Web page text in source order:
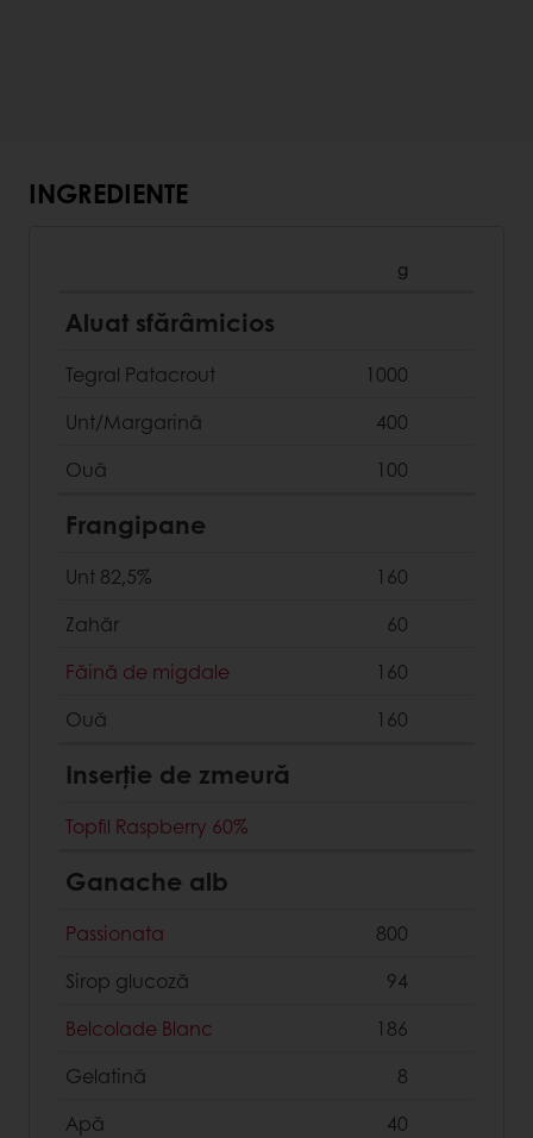
INGREDIENTE
g
Aluat sfărâmicios
Tegral Patacrout
1000
Unt/Margarină
400
Ouă
100
Frangipane
Unt 82,5%
160
Zahăr
60
Făină de migdale
160
Ouă
160
Inserție de zmeură
Topfil Raspberry 60%
Ganache alb
Passionata
800
Sirop glucoză
94
Belcolade Blanc
186
Gelatină
8
Apă
40